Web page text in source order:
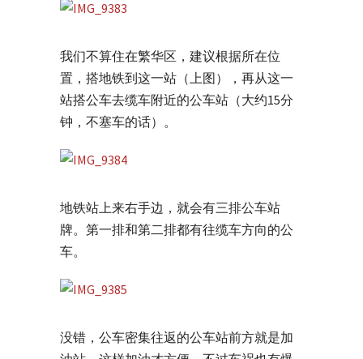
我们不算住在繁华区，建议根据所在位
置，搭地铁到这一站（上图），再从这一
站搭公车去缆车附近的公车站（大约15分
钟，不塞车的话）。
地铁站上来右手边，就会有三排公车站
牌。第一排和第二排都有往缆车方向的公
车。
没错，公车密集往返的公车站前方就是加